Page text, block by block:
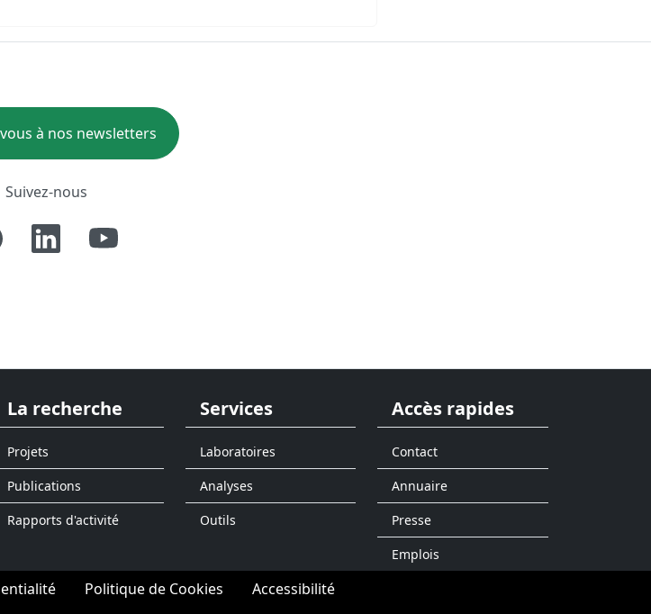
à nos newsletters
Suivez-nous
La recherche
Projets
Publications
Rapports d'activité
Services
Laboratoires
Analyses
Outils
Accès rapides
Contact
Annuaire
Presse
Emplois
Politique de Cookies Accessibilité